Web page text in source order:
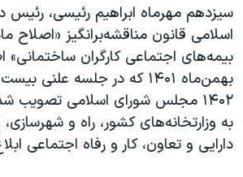
سیزدهم مهرماه ابراهیم رئیسی،
بیمه‌های اجتماعی کارگران
بهمن‌ماه ۱۴۰۱ که در جلسه
۱۴۰۲ مجلس شورای اسلامی تصویب
به وزارتخانه‌های کشور، راه و
دارایی و تعاون، کار و رفاه اجتماعی